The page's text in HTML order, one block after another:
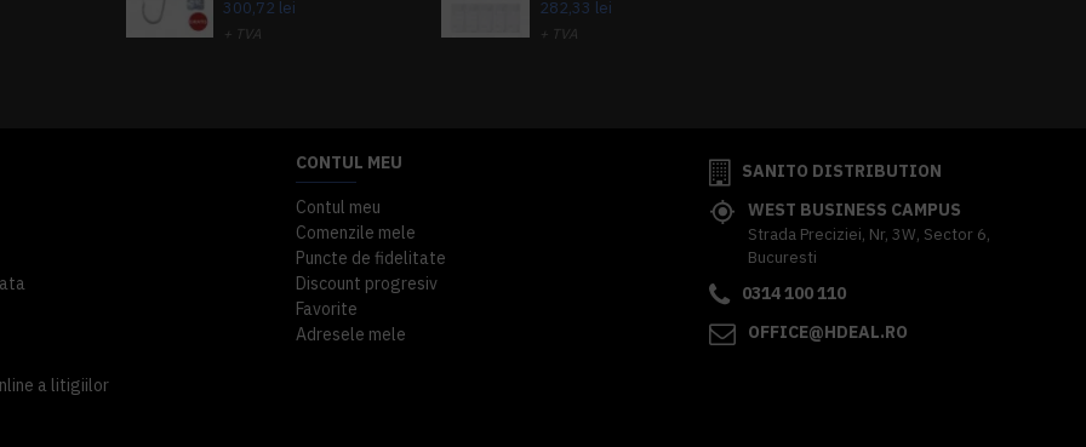
300,72 lei
+ TVA
282,33 lei
+ TVA
a litigiilor
CONTUL MEU
Contul meu
Comenzile mele
Puncte de fidelitate
Discount progresiv
Favorite
Adresele mele
SANITO DISTRIBUTION
WEST BUSINESS CAMPUS
Strada Preciziei, Nr, 3W, Sector 6,
Bucuresti
0314 100 110
OFFICE@HDEAL.RO